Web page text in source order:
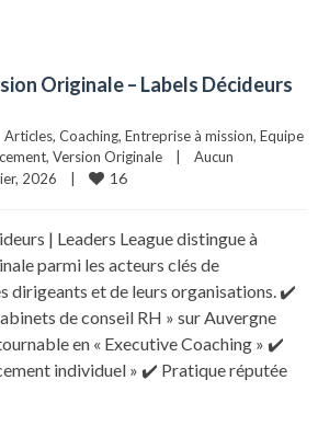
Originale – Labels Décideurs
Articles, Coaching, Entreprise à mission, Equipe
, Version Originale
Aucun
2026 16
| Leaders League distingue à
parmi les acteurs clés de
dirigeants et de leurs organisations. ✔️
de conseil RH » sur Auvergne
en « Executive Coaching » ✔️
individuel » ✔️ Pratique réputée